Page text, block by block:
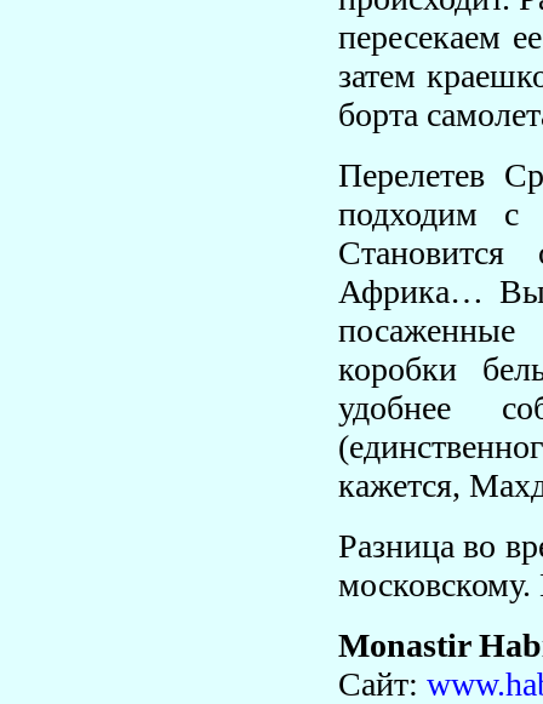
пересекаем
затем
борта
Перелетев
подходим с
Африка…
коробки
удобнее
кажется,
Разница во
Monastir
Сайт: